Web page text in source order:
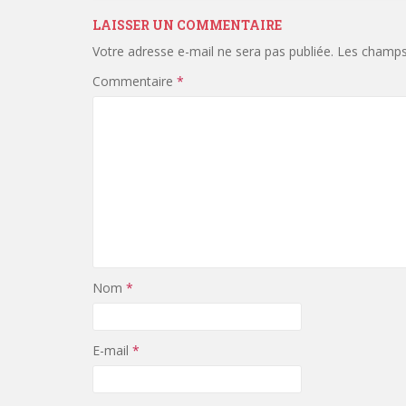
LAISSER UN COMMENTAIRE
Votre adresse e-mail ne sera pas publiée. Les
Commentaire *
Nom *
E-mail *